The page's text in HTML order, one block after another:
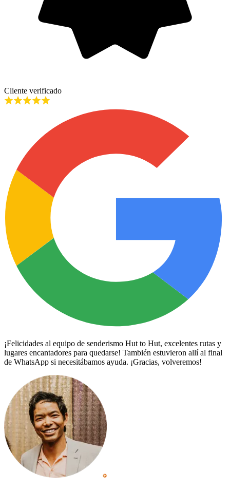
Cliente verificado
¡Felicidades al equipo de senderismo Hut to Hut, excelentes rutas y
lugares encantadores para quedarse! También estuvieron allí al final
de WhatsApp si necesitábamos ayuda. ¡Gracias, volveremos!